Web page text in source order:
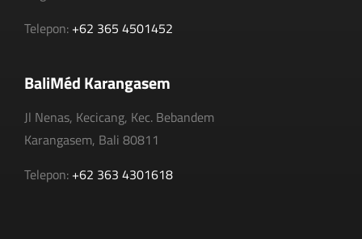
Telepon: +62 365 4501452
BaliMéd Karangasem
Jl Nenas, Kecicang, Kec. Bebandem
Karangasem, Bali 80811
Telepon: +62 363 4301618